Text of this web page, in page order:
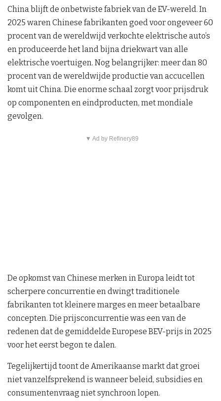
China blijft de onbetwiste fabriek van de EV-wereld. In
2025 waren Chinese fabrikanten goed voor ongeveer 60
procent van de wereldwijd verkochte elektrische auto’s
en produceerde het land bijna driekwart van alle
elektrische voertuigen. Nog belangrijker: meer dan 80
procent van de wereldwijde productie van accucellen
komt uit China. Die enorme schaal zorgt voor prijsdruk
op componenten en eindproducten, met mondiale
gevolgen.
▼ Ad by Refinery89
De opkomst van Chinese merken in Europa leidt tot
scherpere concurrentie en dwingt traditionele
fabrikanten tot kleinere marges en meer betaalbare
concepten. Die prijsconcurrentie was een van de
redenen dat de gemiddelde Europese BEV-prijs in 2025
voor het eerst begon te dalen.
Tegelijkertijd toont de Amerikaanse markt dat groei
niet vanzelfsprekend is wanneer beleid, subsidies en
consumentenvraag niet synchroon lopen.